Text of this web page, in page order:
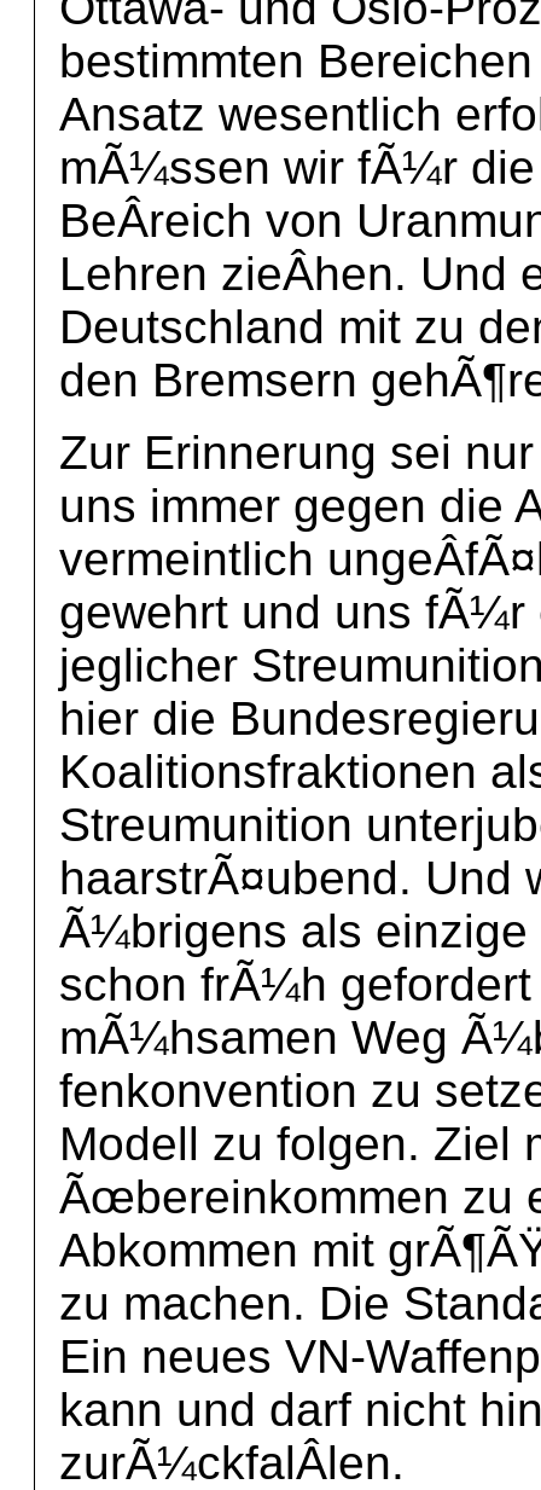
bestimmten
Ansatz wesentlich
mÃ¼ssen wir fÃ¼r
BeÂ­reich von
Lehren zieÂ­hen. Und
Deutschland mit zu
den Bremsern
Zur Erinnerung sei
uns immer gegen die
vermeintlich
gewehrt und uns fÃ¼r
jeglicher
hier die
Koalitionsfraktionen
Streumunition
haarstrÃ¤ubend. Und
Ã¼brigens als einzige
schon frÃ¼h
mÃ¼hsamen Weg
fenkonvention zu
Modell zu folgen. Ziel
Ãœbereinkommen zu
Abkommen mit
zu machen. Die
Ein neues VN-
kann und darf nicht
zurÃ¼ckfalÂ­len.